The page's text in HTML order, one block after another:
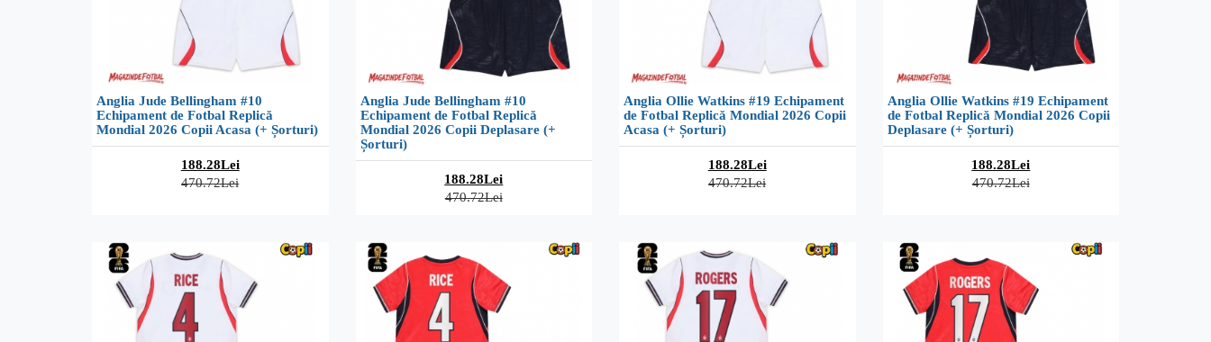
Anglia Jude Bellingham #10
Echipament de Fotbal Replică
Mondial 2026 Copii Acasa (+ Șorturi)
188.28Lei
470.72Lei
Anglia Jude Bellingham #10
Echipament de Fotbal Replică
Mondial 2026 Copii Deplasare (+
Șorturi)
188.28Lei
470.72Lei
Anglia Ollie Watkins #19 Echipament
de Fotbal Replică Mondial 2026 Copii
Acasa (+ Șorturi)
188.28Lei
470.72Lei
Anglia Ollie Watkins #19 Echipament
de Fotbal Replică Mondial 2026 Copii
Deplasare (+ Șorturi)
188.28Lei
470.72Lei